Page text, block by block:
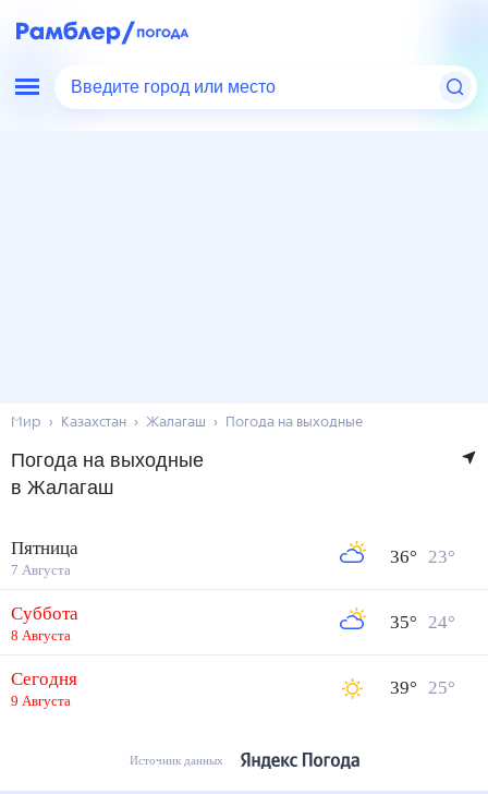
Введите город или место
Мир Казахстан Жалагаш Погода на выходные
Погода на выходные
в Жалагаш
Пятница
7 Августа
36° 23°
Суббота
8 Августа
35° 24°
Сегодня
9 Августа
39° 25°
Источник данных